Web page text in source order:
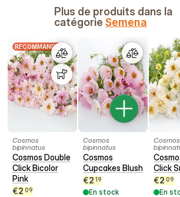
Plus de produits dans la
catégorie Semena
RECOMMANDÉ
Cosmos
bipinnatus
Cosmos Double
Click Bicolor
Pink
€2 09
Cosmos
bipinnatus
Cosmos
Cupcakes Blush
€2 19
En stock
Cosmos
Click
€2 09
En